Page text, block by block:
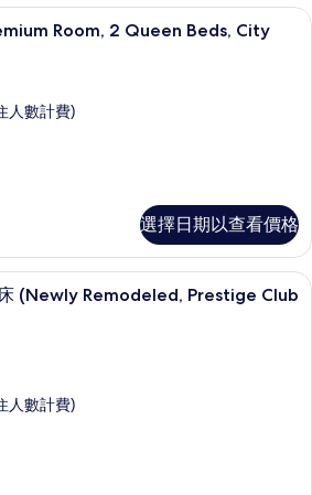
埃及棉床單、高級寢具、羽絨被、舒適
Room, 2 Queen Beds, City
人數計費)
選擇日期以查看價格
(Newly Remodeled, Prestige Club
人數計費)